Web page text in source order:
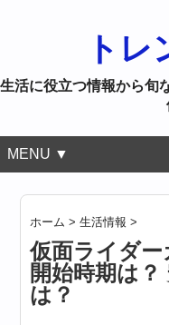
ト
生活に役立つ情報から旬
MENU ▼
ホーム >生活情報 >
仮面ライダ
開始時期は
は？